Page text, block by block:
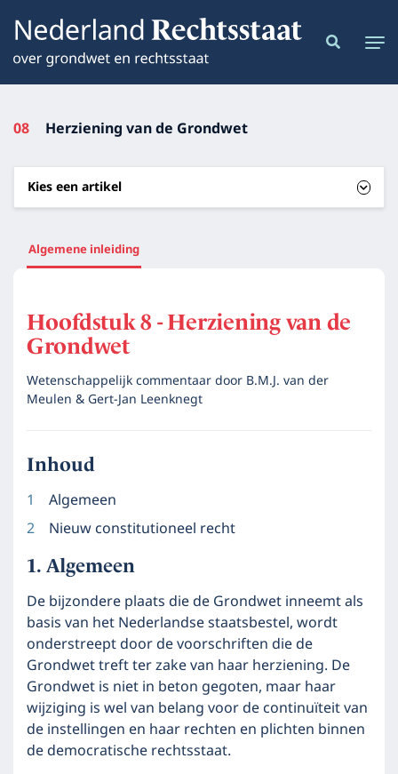
08 Herziening van de Grondwet
Kies een artikel
Algemene inleiding
Hoofdstuk 8 - Herziening van de
Grondwet
Wetenschappelijk commentaar door B.M.J. van der
Meulen & Gert-Jan Leenknegt
Inhoud
Algemeen
Nieuw constitutioneel recht
Algemeen
De bijzondere plaats die de Grondwet inneemt als
basis van het Nederlandse staatsbestel, wordt
onderstreept door de voorschriften die de
Grondwet treft ter zake van haar herziening. De
Grondwet is niet in beton gegoten, maar haar
wijziging is wel van belang voor de continuïteit van
de instellingen en haar rechten en plichten binnen
de democratische rechtsstaat.